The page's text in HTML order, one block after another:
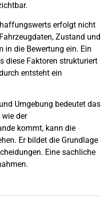
erfolgt nicht
Zustand und
in die Bewertung ein. Ein
diese Faktoren strukturiert
entsteht ein
und Umgebung bedeutet das
der
kommt, kann die
Er bildet die Grundlage
Eine sachliche